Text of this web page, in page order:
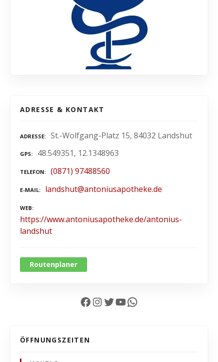
ADRESSE & KONTAKT
ADRESSE St.-Wolfgang-Platz 15, 84032 Landshut
GPS 48.549351, 12.1348963
TELEFON (0871) 97488560
E-MAIL landshut@antoniusapotheke.de
WEB
https://www.antoniusapotheke.de/antonius-
landshut
Routenplaner
Facebook InstagramTwitter YouTube WhatsApp
ÖFFNUNGSZEITEN